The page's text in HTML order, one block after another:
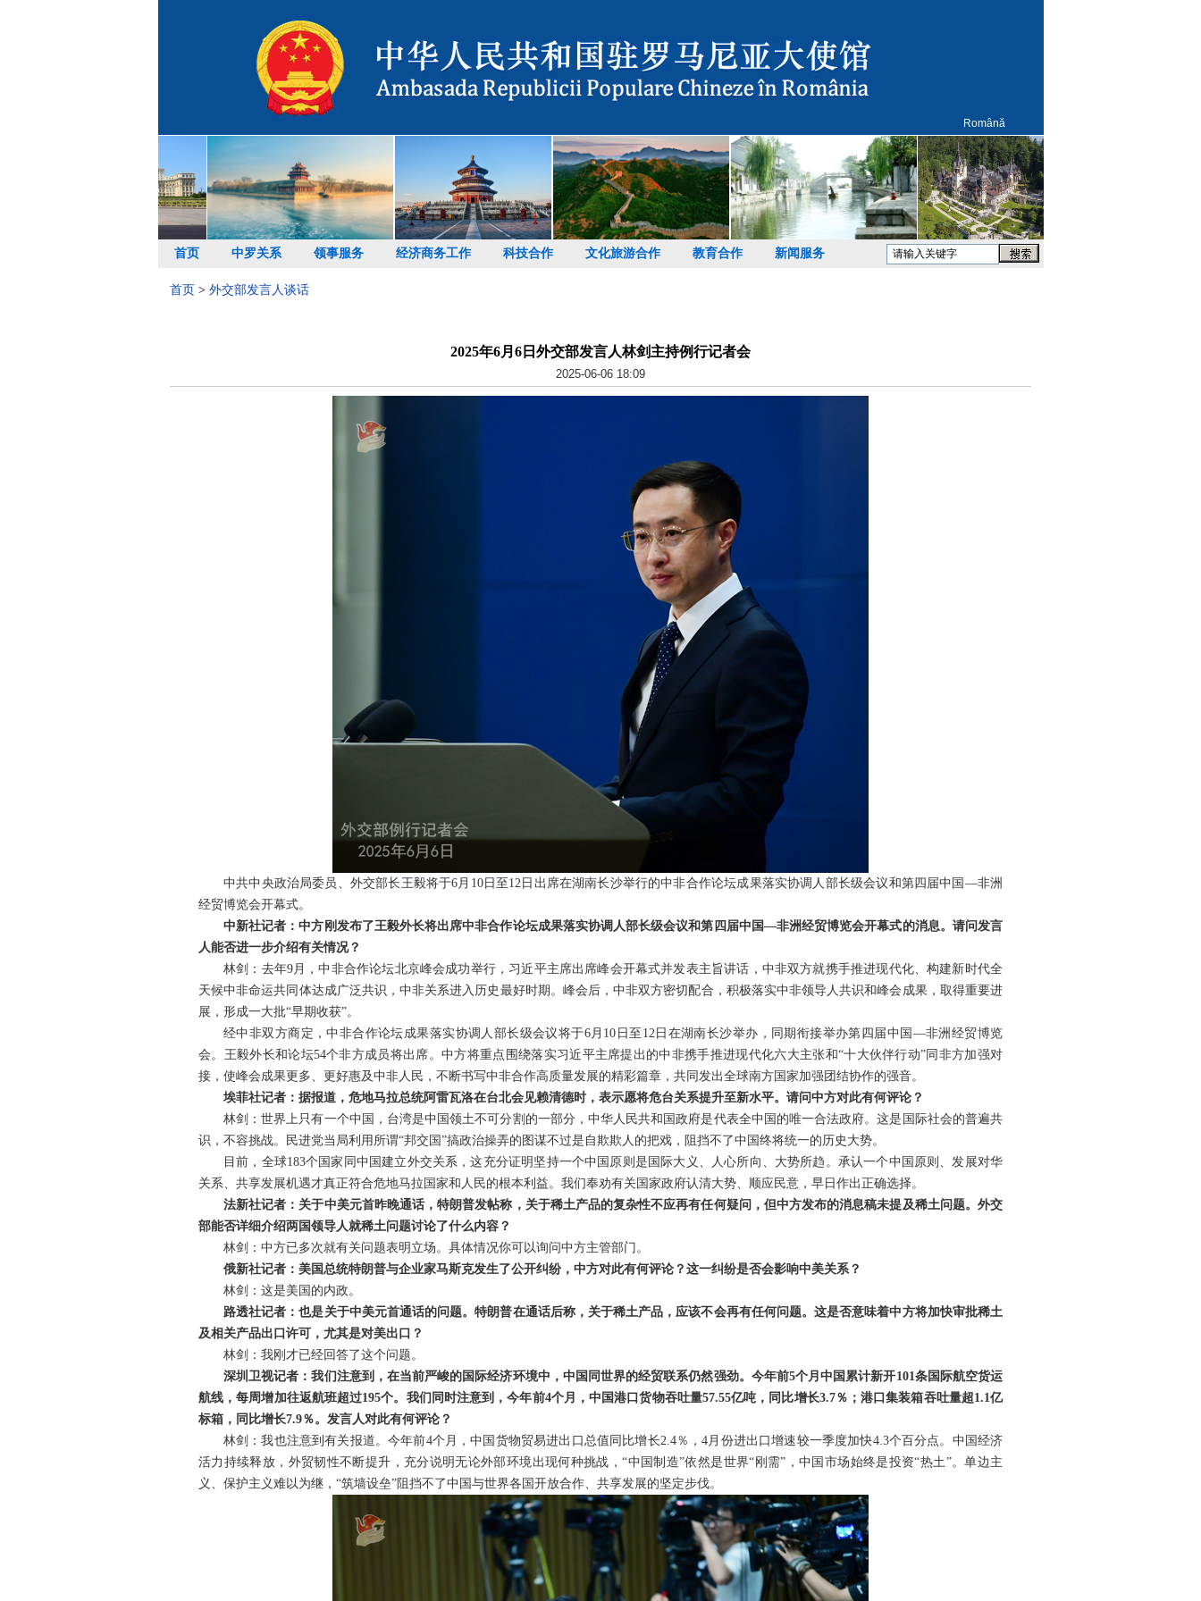
Română
首页 中罗关系 领事服务 经济商务工作 科技合作 文化旅游合作 教育合作 新闻服务
首页 > 外交部发言人谈话
2025年6月6日外交部发言人林剑主持例行记者会
2025-06-06 18:09
中共中央政治局委员、外交部长王毅将于6月10日至12日出席在湖南长沙举行的中非合作论坛成果落实协调人部长级会议和第四届中国—非洲
经贸博览会开幕式。
中新社记者：中方刚发布了王毅外长将出席中非合作论坛成果落实协调人部长级会议和第四届中国—非洲经贸博览会开幕式的消息。请问发言
人能否进一步介绍有关情况？
林剑：去年9月，中非合作论坛北京峰会成功举行，习近平主席出席峰会开幕式并发表主旨讲话，中非双方就携手推进现代化、构建新时代全
天候中非命运共同体达成广泛共识，中非关系进入历史最好时期。峰会后，中非双方密切配合，积极落实中非领导人共识和峰会成果，取得重要进
展，形成一大批“早期收获”。
经中非双方商定，中非合作论坛成果落实协调人部长级会议将于6月10日至12日在湖南长沙举办，同期衔接举办第四届中国—非洲经贸博览
会。王毅外长和论坛54个非方成员将出席。中方将重点围绕落实习近平主席提出的中非携手推进现代化六大主张和“十大伙伴行动”同非方加强对
接，使峰会成果更多、更好惠及中非人民，不断书写中非合作高质量发展的精彩篇章，共同发出全球南方国家加强团结协作的强音。
埃菲社记者：据报道，危地马拉总统阿雷瓦洛在台北会见赖清德时，表示愿将危台关系提升至新水平。请问中方对此有何评论？
林剑：世界上只有一个中国，台湾是中国领土不可分割的一部分，中华人民共和国政府是代表全中国的唯一合法政府。这是国际社会的普遍共
识，不容挑战。民进党当局利用所谓“邦交国”搞政治操弄的图谋不过是自欺欺人的把戏，阻挡不了中国终将统一的历史大势。
目前，全球183个国家同中国建立外交关系，这充分证明坚持一个中国原则是国际大义、人心所向、大势所趋。承认一个中国原则、发展对华
关系、共享发展机遇才真正符合危地马拉国家和人民的根本利益。我们奉劝有关国家政府认清大势、顺应民意，早日作出正确选择。
法新社记者：关于中美元首昨晚通话，特朗普发帖称，关于稀土产品的复杂性不应再有任何疑问，但中方发布的消息稿未提及稀土问题。外交
部能否详细介绍两国领导人就稀土问题讨论了什么内容？
林剑：中方已多次就有关问题表明立场。具体情况你可以询问中方主管部门。
俄新社记者：美国总统特朗普与企业家马斯克发生了公开纠纷，中方对此有何评论？这一纠纷是否会影响中美关系？
林剑：这是美国的内政。
路透社记者：也是关于中美元首通话的问题。特朗普在通话后称，关于稀土产品，应该不会再有任何问题。这是否意味着中方将加快审批稀土
及相关产品出口许可，尤其是对美出口？
林剑：我刚才已经回答了这个问题。
深圳卫视记者：我们注意到，在当前严峻的国际经济环境中，中国同世界的经贸联系仍然强劲。今年前5个月中国累计新开101条国际航空货运
航线，每周增加往返航班超过195个。我们同时注意到，今年前4个月，中国港口货物吞吐量57.55亿吨，同比增长3.7％；港口集装箱吞吐量超1.1亿
标箱，同比增长7.9％。发言人对此有何评论？
林剑：我也注意到有关报道。今年前4个月，中国货物贸易进出口总值同比增长2.4％，4月份进出口增速较一季度加快4.3个百分点。中国经济
活力持续释放，外贸韧性不断提升，充分说明无论外部环境出现何种挑战，“中国制造”依然是世界“刚需”，中国市场始终是投资“热土”。单边主
义、保护主义难以为继，“筑墙设垒”阻挡不了中国与世界各国开放合作、共享发展的坚定步伐。